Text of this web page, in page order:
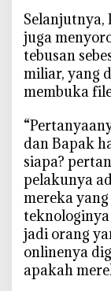
juga
tebusan
miliar, yang
membuka
dan Bapak
siapa?
pelakunya
mereka
jadi orang
onlinenya
apakah